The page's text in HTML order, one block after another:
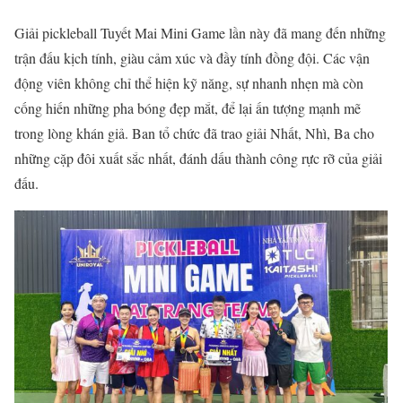
Giải pickleball Tuyết Mai Mini Game lần này đã mang đến những
trận đấu kịch tính, giàu cảm xúc và đầy tính đồng đội. Các vận
động viên không chỉ thể hiện kỹ năng, sự nhanh nhẹn mà còn
cống hiến những pha bóng đẹp mắt, để lại ấn tượng mạnh mẽ
trong lòng khán giả. Ban tổ chức đã trao giải Nhất, Nhì, Ba cho
những cặp đôi xuất sắc nhất, đánh dấu thành công rực rỡ của giải
đấu.